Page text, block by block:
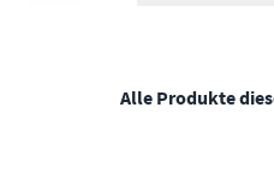
Alle Produkte